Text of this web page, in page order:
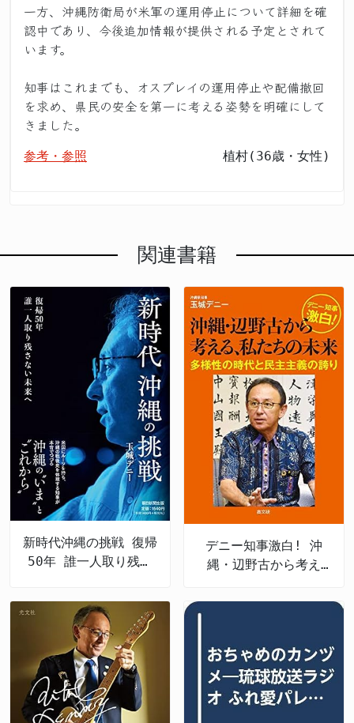
一方、沖縄防衛局が米軍の運用停止について詳細を確
認中であり、今後追加情報が提供される予定とされて
います。
知事はこれまでも、オスプレイの運用停止や配備撤回
を求め、県民の安全を第一に考える姿勢を明確にして
きました。
参考・参照 植村(36歳・女性)
関連書籍
新時代沖縄の挑戦 復帰
50年 誰一人取り残さ
デニー知事激白! 沖
縄・辺野古から考え